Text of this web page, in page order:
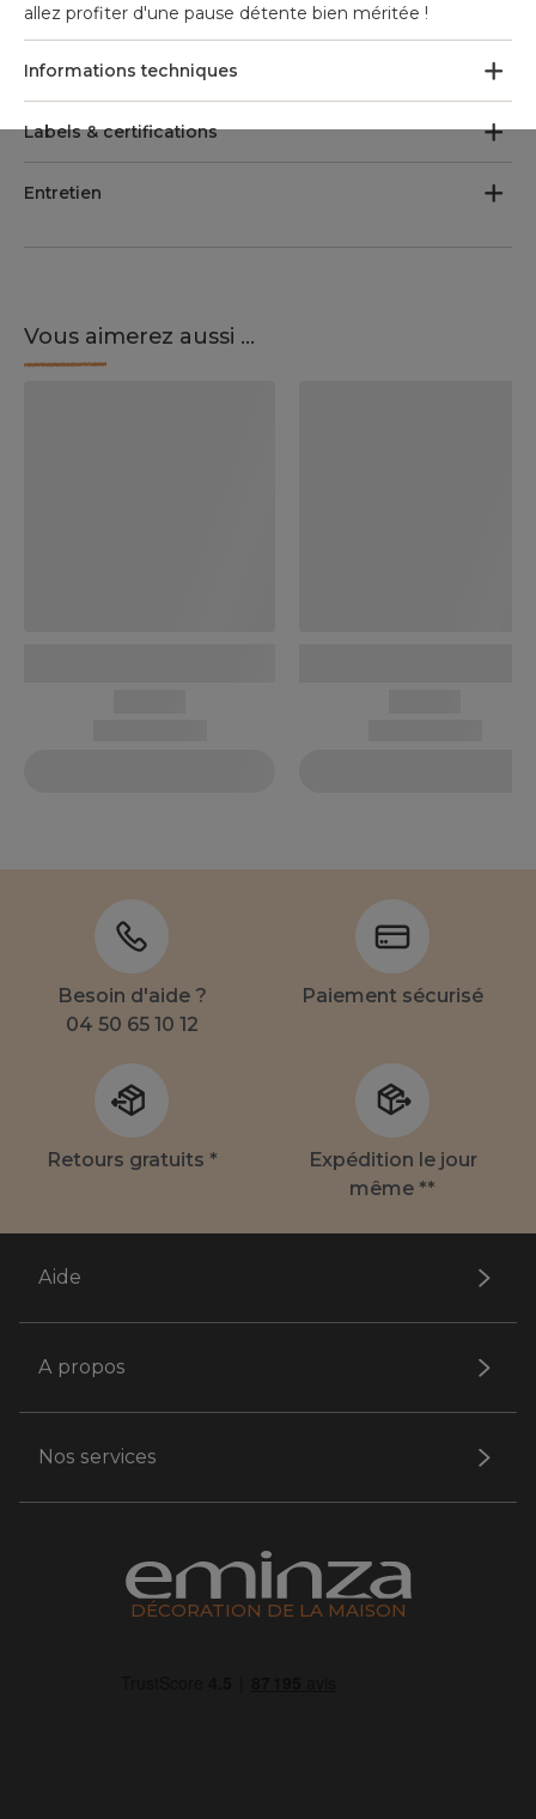
allez profiter d'une pause détente bien méritée !
Informations techniques
Labels & certifications
Entretien
Vous aimerez aussi ...
Besoin d'aide ?
04 50 65 10 12
Paiement sécurisé
Retours gratuits *
Expédition le jour
même **
Aide
A propos
Nos services
DÉCORATION DE LA MAISON